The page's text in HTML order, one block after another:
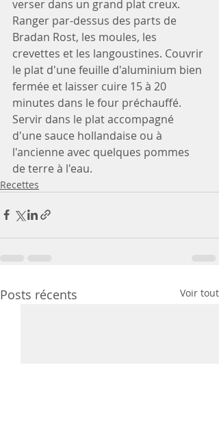
verser dans un grand plat creux.
Ranger par-dessus des parts de
Bradan Rost, les moules, les
crevettes et les langoustines. Couvrir
le plat d'une feuille d'aluminium bien
fermée et laisser cuire 15 à 20
minutes dans le four préchauffé.
Servir dans le plat accompagné
d'une sauce hollandaise ou à
l'ancienne avec quelques pommes
de terre à l'eau.
Recettes
Posts récents Voir tout